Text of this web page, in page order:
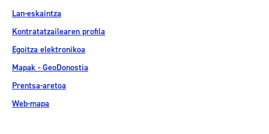
Lan-eskaintza
Kontratatzailearen profila
Egoitza elektronikoa
Mapak - GeoDonostia
Prentsa-aretoa
Web-mapa